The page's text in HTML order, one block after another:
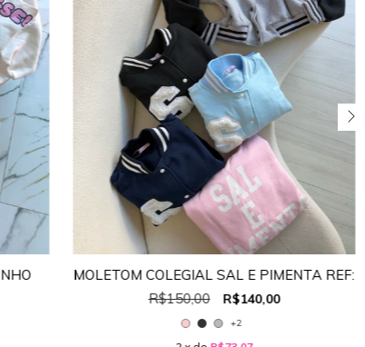
MOLETOM COLEGIAL SAL E PIMENTA REF:
R$150,00
R$140,00
+2